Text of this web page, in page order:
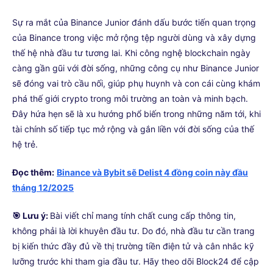
Sự ra mắt của Binance Junior đánh dấu bước tiến quan trọng
của Binance trong việc mở rộng tệp người dùng và xây dựng
thế hệ nhà đầu tư tương lai. Khi công nghệ blockchain ngày
càng gần gũi với đời sống, những công cụ như Binance Junior
sẽ đóng vai trò cầu nối, giúp phụ huynh và con cái cùng khám
phá thế giới crypto trong môi trường an toàn và minh bạch.
Đây hứa hẹn sẽ là xu hướng phổ biến trong những năm tới, khi
tài chính số tiếp tục mở rộng và gắn liền với đời sống của thế
hệ trẻ.
Đọc thêm: Binance và Bybit sẽ Delist 4 đồng coin này đầu
tháng 12/2025
🎯 Lưu ý: Bài viết chỉ mang tính chất cung cấp thông tin,
không phải là lời khuyên đầu tư. Do đó, nhà đầu tư cần trang
bị kiến thức đầy đủ về thị trường tiền điện tử và cân nhắc kỹ
lưỡng trước khi tham gia đầu tư. Hãy theo dõi Block24 để cập